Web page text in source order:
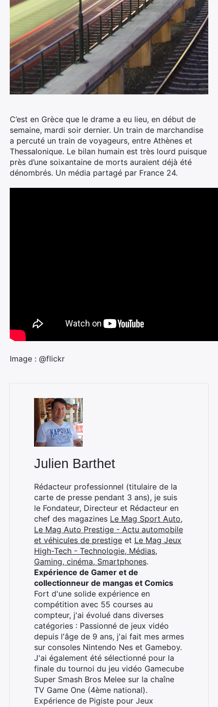
C’est en Grèce que le drame a eu lieu, en début de
semaine, mardi soir dernier. Un train de marchandise
a percuté un train de voyageurs, entre Athènes et
Thessalonique. Le bilan humain est très lourd puisque
près d’une soixantaine de morts auraient déjà été
dénombrés. Un média partagé par France 24.
Image : @flickr
Julien Barthet
Rédacteur professionnel (titulaire de la
carte de presse pendant 3 ans), je suis
le Fondateur, Directeur et Rédacteur en
chef des magazines Le Mag Sport Auto,
Le Mag Auto Prestige - Actu automobile
et véhicules de prestige et Le Mag Jeux
High-Tech - Technologie, Médias,
Gaming, cinéma, Smartphones.
Expérience de Gamer et de
collectionneur de mangas et Comics
Fort d'une solide expérience en
compétition avec 55 courses au
compteur, j'ai évolué dans diverses
catégories : Passionné de jeux vidéo
depuis l'âge de 9 ans, j'ai fait mes armes
sur consoles Nintendo Nes et Gameboy.
J'ai également été sélectionné pour la
finale du tournoi du jeu vidéo Gamecube
Super Smash Bros Melee sur la chaîne
TV Game One (4ème national).
Expérience de Pigiste pour Jeux